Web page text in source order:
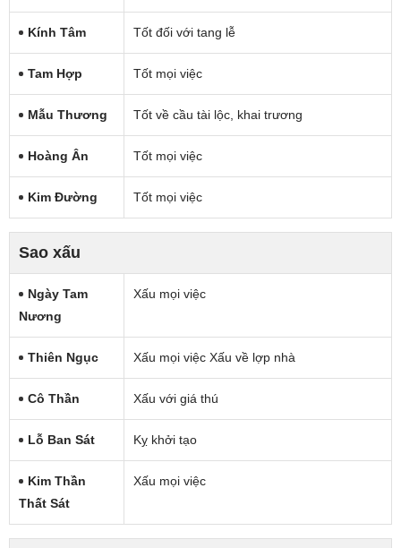
Kính Tâm Tốt đối với tang lễ
Tam Hợp Tốt mọi việc
Mẫu Thương Tốt về cầu tài lộc, khai trương
Hoàng Ân Tốt mọi việc
Kim Đường Tốt mọi việc
Sao xấu
Ngày Tam
Nương
Xấu mọi việc
Thiên Ngục Xấu mọi việc Xấu về lợp nhà
Cô Thần Xấu với giá thú
Lỗ Ban Sát Kỵ khởi tạo
Kim Thần
Thất Sát
Xấu mọi việc